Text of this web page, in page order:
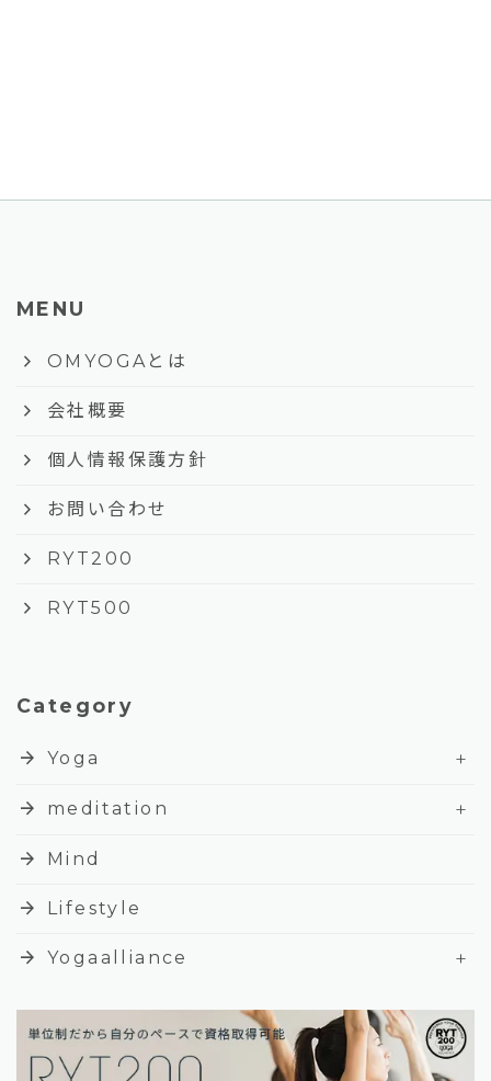
MENU
keyboard_arrow_right OMYOGAとは
keyboard_arrow_right 会社概要
keyboard_arrow_right 個人情報保護方針
keyboard_arrow_right お問い合わせ
keyboard_arrow_right RYT200
keyboard_arrow_right RYT500
Category
arrow_forward Yoga
+
arrow_forward
meditation
+
arrow_forward
Mind
arrow_forward Lifestyle
arrow_forward Yogaalliance +